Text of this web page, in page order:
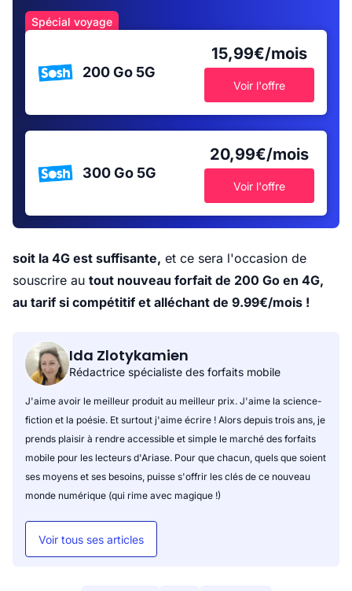
Spécial voyage
200 Go 5G
15,99€/mois
Voir l'offre
300 Go 5G
20,99€/mois
Voir l'offre
soit la 4G est suffisante, et ce sera l'occasion de
souscrire au tout nouveau forfait de 200 Go en 4G,
au tarif si compétitif et alléchant de 9.99€/mois !
Ida Zlotykamien
Rédactrice spécialiste des forfaits mobile
J'aime avoir le meilleur produit au meilleur prix. J'aime la science-
fiction et la poésie. Et surtout j'aime écrire ! Alors depuis trois ans, je
prends plaisir à rendre accessible et simple le marché des forfaits
mobile pour les lecteurs d'Ariase. Pour que chacun, quels que soient
ses moyens et ses besoins, puisse s'offrir les clés de ce nouveau
monde numérique (qui rime avec magique !)
Voir tous ses articles